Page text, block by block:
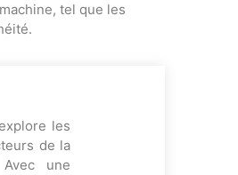
tel que les
les
de la
une